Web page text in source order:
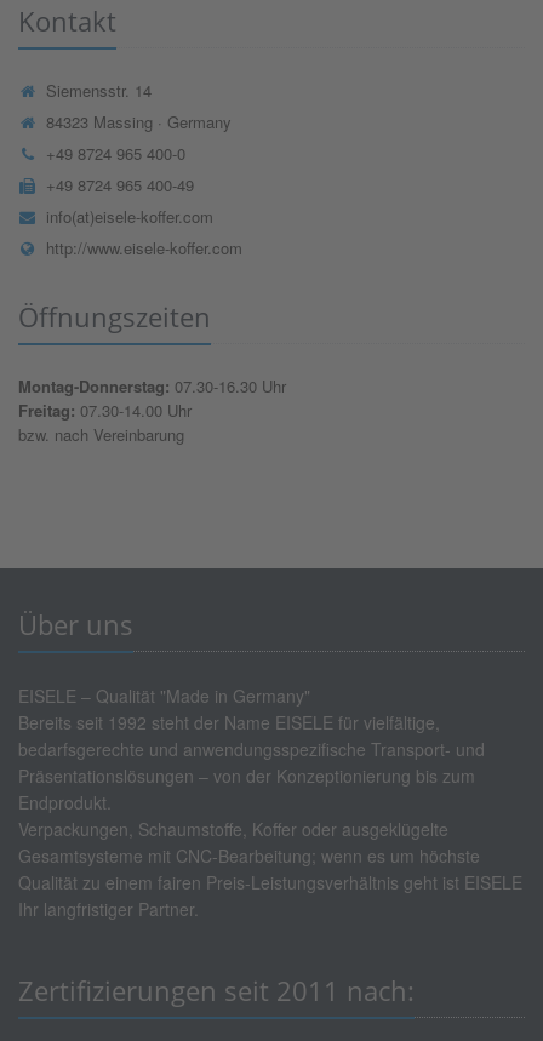
Kontakt
Siemensstr. 14
84323 Massing · Germany
+49 8724 965 400-0
+49 8724 965 400-49
info(at)eisele-koffer.com
http://www.eisele-koffer.com
Öffnungszeiten
Montag-Donnerstag: 07.30-16.30 Uhr
Freitag: 07.30-14.00 Uhr
bzw. nach Vereinbarung
Über uns
EISELE – Qualität "Made in Germany"
Bereits seit 1992 steht der Name EISELE für vielfältige,
bedarfsgerechte und anwendungsspezifische Transport- und
Präsentationslösungen – von der Konzeptionierung bis zum
Endprodukt.
Verpackungen, Schaumstoffe, Koffer oder ausgeklügelte
Gesamtsysteme mit CNC-Bearbeitung; wenn es um höchste
Qualität zu einem fairen Preis-Leistungsverhältnis geht ist EISELE
Ihr langfristiger Partner.
Zertifizierungen seit 2011 nach: